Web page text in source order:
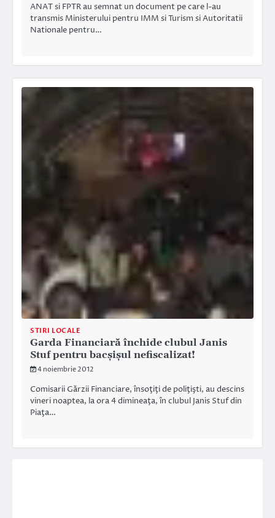
ANAT si FPTR au semnat un document pe care l-au
transmis Ministerului pentru IMM si Turism si Autoritatii
Nationale pentru…
STIRI LOCALE
Garda Financiară închide clubul Janis
Stuf pentru bacşişul nefiscalizat!
4 noiembrie 2012
Comisarii Gărzii Financiare, însoţiţi de poliţişti, au descins
vineri noaptea, la ora 4 dimineaţa, în clubul Janis Stuf din
Piaţa…